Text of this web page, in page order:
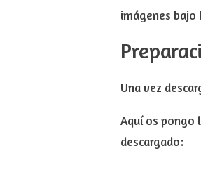
imágenes bajo
Una vez
Aquí os pongo
descargado: